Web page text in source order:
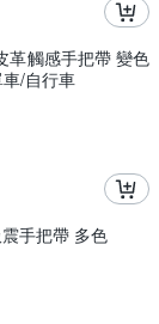
革觸感手把帶 變色
/自行車
震手把帶 多色